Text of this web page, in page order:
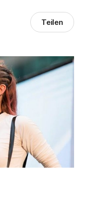
Teilen